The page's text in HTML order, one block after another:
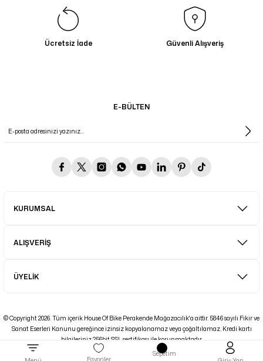
Ücretsiz İade Güvenli Alışveriş
E-BÜLTEN
KURUMSAL
ALIŞVERİŞ
ÜYELİK
© Copyright 2026. Tüm içerik House Of Bike Perakende Mağazacılık'a aittir. 5846 sayılı Fikir ve
Sanat Eserleri Kanunu gereğince izinsiz kopyalanamaz veya çoğaltılamaz. Kredi kartı
bilgileriniz 256bit SSL sertifikası ile korunmaktadır.
Favoriler
Sepetim
ideasoft e-